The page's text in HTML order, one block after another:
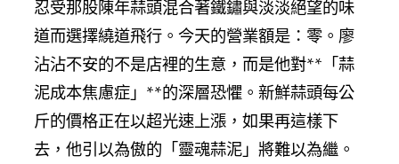
忍受那股陳年蒜頭混合著鐵鏽與淡淡絕望的味
道而選擇繞道飛行。今天的營業額是：零。廖
沾沾不安的不是店裡的生意，而是他對**「蒜
泥成本焦慮症」**的深層恐懼。新鮮蒜頭每公
斤的價格正在以超光速上漲，如果再這樣下
去，他引以為傲的「靈魂蒜泥」將難以為繼。